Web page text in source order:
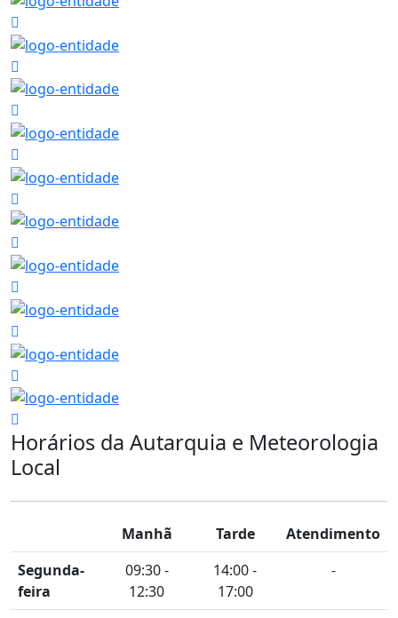
Horários da Autarquia e Meteorologia
Local
Manhã Tarde
Atendimento
Segunda-
feira
09:30 -
12:30
14:00 -
17:00
-